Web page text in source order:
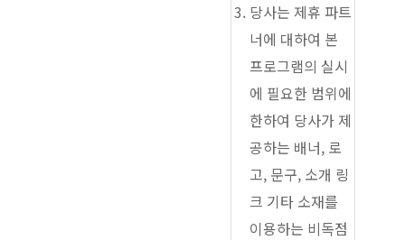
당사는 제휴 파트
너에 대하여 본
프로그램의 실시
에 필요한 범위에
한하여 당사가 제
공하는 배너, 로
고, 문구, 소개 링
크 기타 소재를
이용하는 비독점